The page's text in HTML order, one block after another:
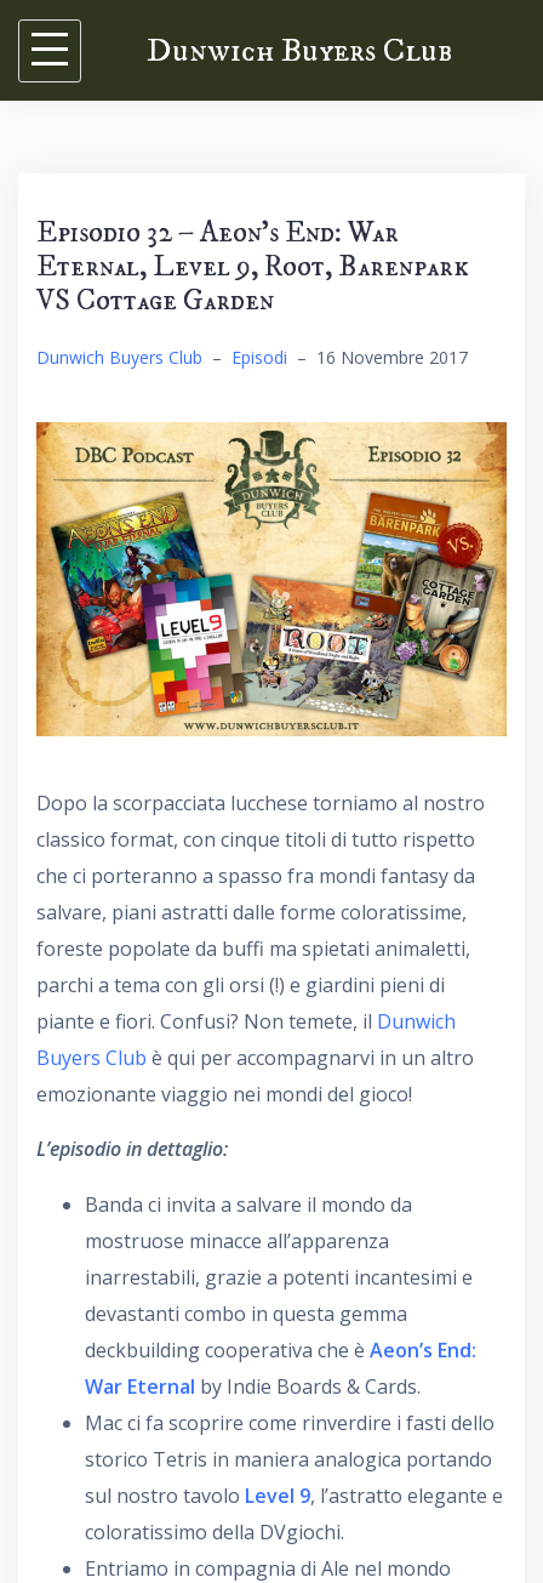
Skip
content
Dunwich Buyers Club
Episodio 32 – Aeon’s End: War
Eternal, Level 9, Root, Barenpark
VS Cottage Garden
Dunwich Buyers Club – Episodi – 16 Novembre 2017
Dopo la scorpacciata lucchese torniamo al nostro
classico format, con cinque titoli di tutto rispetto
che ci porteranno a spasso fra mondi fantasy da
salvare, piani astratti dalle forme coloratissime,
foreste popolate da buffi ma spietati animaletti,
parchi a tema con gli orsi (!) e giardini pieni di
piante e fiori. Confusi? Non temete, il Dunwich
Buyers Club è qui per accompagnarvi in un altro
emozionante viaggio nei mondi del gioco!
L’episodio in dettaglio:
Banda ci invita a salvare il mondo da
mostruose minacce all’apparenza
inarrestabili, grazie a potenti incantesimi e
devastanti combo in questa gemma
deckbuilding cooperativa che è Aeon’s End:
War Eternal by Indie Boards & Cards.
Mac ci fa scoprire come rinverdire i fasti dello
storico Tetris in maniera analogica portando
sul nostro tavolo Level 9, l’astratto elegante e
coloratissimo della DVgiochi.
Entriamo in compagnia di Ale nel mondo